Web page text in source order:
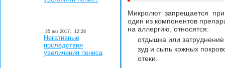
Микролют запрещается
один из компонентов
на аллергию, относятся:
отдышка или
зуд и сыпь кожных
отеки.
25 авг 2017, 12:28
Негативные
последствия
увеличения пениса